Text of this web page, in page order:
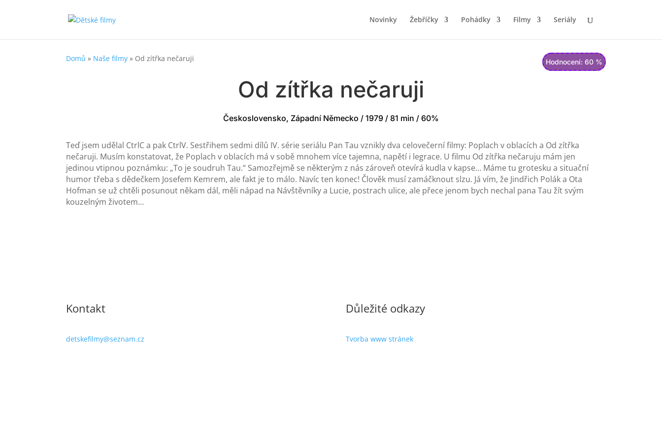
Novinky Žebříčky Pohádky Filmy Seriály
Hodnocení: 60 %
Domů » Naše filmy » Od zítřka nečaruji
Od zítřka nečaruji
Československo, Západní Německo / 1979 / 81 min / 60%
Teď jsem udělal CtrlC a pak CtrlV. Sestřihem sedmi dílů IV. série seriálu Pan Tau vznikly dva celovečerní filmy: Poplach v oblacích a Od zítřka
nečaruji. Musím konstatovat, že Poplach v oblacích má v sobě mnohem více tajemna, napětí i legrace. U filmu Od zítřka nečaruju mám jen
jedinou vtipnou poznámku: „To je soudruh Tau.“ Samozřejmě se některým z nás zároveň otevírá kudla v kapse… Máme tu grotesku a situační
humor třeba s dědečkem Josefem Kemrem, ale fakt je to málo. Navíc ten konec! Člověk musí zamáčknout slzu. Já vím, že Jindřich Polák a Ota
Hofman se už chtěli posunout někam dál, měli nápad na Návštěvníky a Lucie, postrach ulice, ale přece jenom bych nechal pana Tau žít svým
kouzelným životem…
Kontakt
detskefilmy@seznam.cz
Důležité odkazy
Tvorba www stránek